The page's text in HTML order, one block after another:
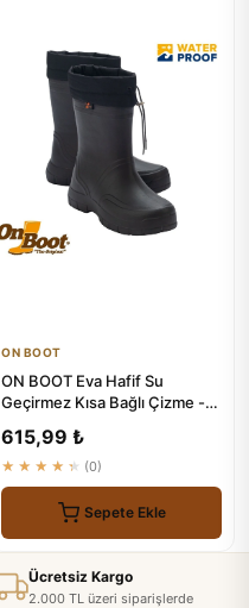
ON BOOT
ON BOOT Eva Hafif Su
Geçirmez Kısa Bağlı Çizme -
615,99 ₺
★★★★★ (0)
Sepete Ekle
Ücretsiz Kargo
2.000 TL üzeri siparişlerde